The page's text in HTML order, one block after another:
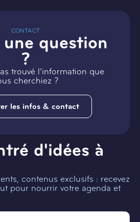
CONTACT
une question
?
trouvé l’information que
cherchiez ?
les infos & contact
d'idées à
contenus exclusifs : recevez
pour nourrir votre agenda et